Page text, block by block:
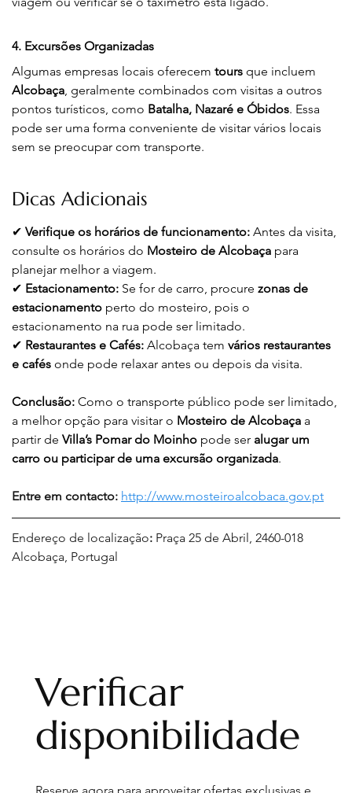
4. Excursões Organizadas
Algumas empresas locais oferecem tours que incluem
Alcobaça, geralmente combinados com visitas a outros
pontos turísticos, como Batalha, Nazaré e Óbidos. Essa
pode ser uma forma conveniente de visitar vários locais
sem se preocupar com transporte.
Dicas Adicionais
✔ Verifique os horários de funcionamento: Antes da visita,
consulte os horários do Mosteiro de Alcobaça para
planejar melhor a viagem.
✔ Estacionamento: Se for de carro, procure zonas de
estacionamento perto do mosteiro, pois o
estacionamento na rua pode ser limitado.
✔ Restaurantes e Cafés: Alcobaça tem vários restaurantes
e cafés onde pode relaxar antes ou depois da visita.
Conclusão: Como o transporte público pode ser limitado,
a melhor opção para visitar o Mosteiro de Alcobaça a
partir de Villa’s Pomar do Moinho pode ser alugar um
carro ou participar de uma excursão organizada.
Entre em contacto: http://www.mosteiroalcobaca.gov.pt
Endereço de localização: Praça 25 de Abril, 2460-018
Alcobaça, Portugal
Verificar
disponibilidade